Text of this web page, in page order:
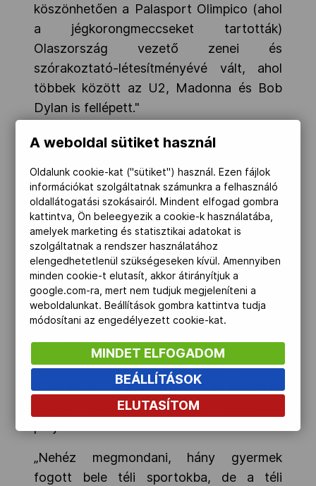
köszönhetően a Palasport Olimpico (ahol
a jégkorongmeccseket tartották)
Olaszország vezető zenei és
szórakoztató-létesítményévé vált, ahol
többek között az U2, Madonna és Bob
Dylan is fellépett."
A műkorcsolyapályát
amelyhez közösségi műjégpálya is
tartozik, 30 000 odalátogató
korcsolyázóval évente, továbbá a
műkorcsolya- és jégtánc-
világbajnokságot is itt rendezték meg.
Azonban a régió fiataljai azok, akik a
legtöbbet profitálnak a 2006-os
Torinóból. A játékok előtt és után a 25,
olimpiai szervezésű oktatásügyi
kezdeményezésből 600 000 iskolás
profitált. Az oktatási program az ötkarikás
eszme köré csoportosult különböző
„Nehéz megmondani, hány gyermek
fogott bele téli sportokba, de a téli
A weboldal sütiket használ
Oldalunk cookie-kat ("sütiket") használ. Ezen fájlok
információkat szolgáltatnak számunkra a felhasználó
oldallátogatási szokásairól. Mindent elfogad gombra
kattintva, Ön beleegyezik a cookie-k használatába,
amelyek marketing és statisztikai adatokat is
szolgáltatnak a rendszer használatához
elengedhetetlenül szükségeseken kívül. Amennyiben
minden cookie-t elutasít, akkor átirányítjuk a
google.com-ra, mert nem tudjuk megjeleníteni a
weboldalunkat. Beállítások gombra kattintva tudja
módosítani az engedélyezett cookie-kat.
MINDET ELFOGADOM
BEÁLLÍTÁSOK
ELUTASÍTOM